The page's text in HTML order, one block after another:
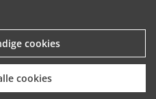
Historie Festival 2026 30.
cookies
cookies